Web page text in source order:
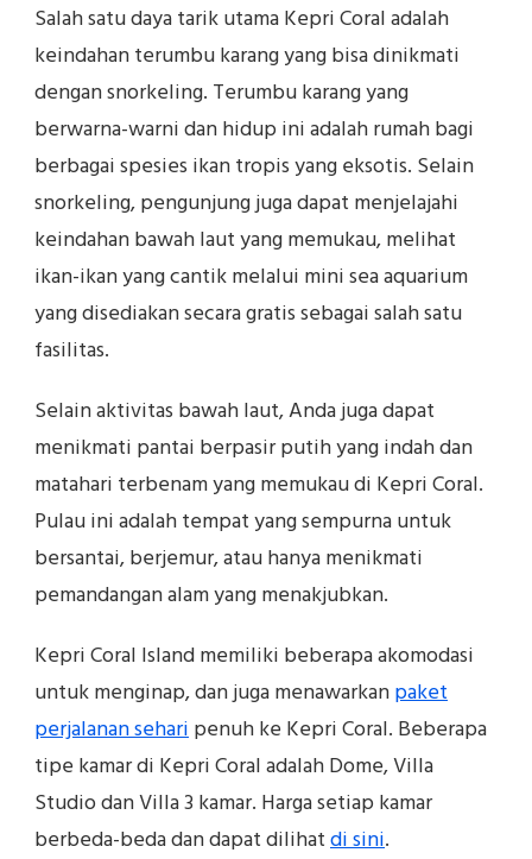
Salah satu daya tarik utama Kepri Coral adalah
keindahan terumbu karang yang bisa dinikmati
dengan snorkeling. Terumbu karang yang
berwarna-warni dan hidup ini adalah rumah bagi
berbagai spesies ikan tropis yang eksotis. Selain
snorkeling, pengunjung juga dapat menjelajahi
keindahan bawah laut yang memukau, melihat
ikan-ikan yang cantik melalui mini sea aquarium
yang disediakan secara gratis sebagai salah satu
fasilitas.
Selain aktivitas bawah laut, Anda juga dapat
menikmati pantai berpasir putih yang indah dan
matahari terbenam yang memukau di Kepri Coral.
Pulau ini adalah tempat yang sempurna untuk
bersantai, berjemur, atau hanya menikmati
pemandangan alam yang menakjubkan.
Kepri Coral Island memiliki beberapa akomodasi
untuk menginap, dan juga menawarkanpaket
perjalanan seharipenuh ke Kepri Coral. Beberapa
tipe kamar di Kepri Coral adalah Dome, Villa
Studio dan Villa 3 kamar. Harga setiap kamar
berbeda-beda dan dapat dilihatdi sini.